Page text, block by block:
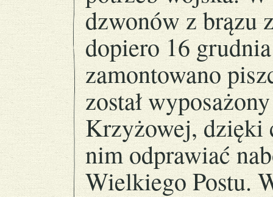
dzwonów z brązu
dopiero 16
zamontowano
został
Krzyżowej, dzięki
nim odprawiać
Wielkiego Postu.